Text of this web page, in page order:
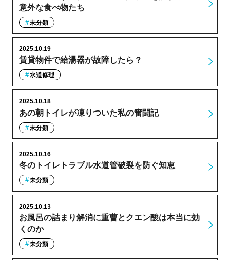
意外な食べ物たち
未分類
賃貸物件で給湯器が故障したら？
2025.10.19
水道修理
あの朝トイレが凍りついた私の奮闘記
2025.10.18
未分類
冬のトイレトラブル水道管破裂を防ぐ知恵
2025.10.16
未分類
お風呂の詰まり解消に重曹とクエン酸は本当に効
くのか
2025.10.13
未分類